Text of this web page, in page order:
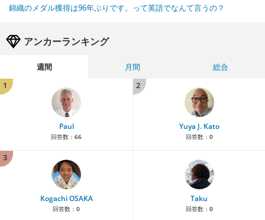
錦織のメダル獲得は96年ぶりです。って英語でなんて言うの？
アンカーランキング
週間 月間
総合
1
Paul
回答数： 66
2
Yuya J. Kato
回答数： 0
3
Kogachi OSAKA
回答数： 0
Taku
回答数： 0